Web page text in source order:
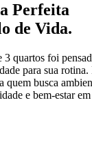
Perfeita
de Vida.
3 quartos foi
para sua
quem busca
e bem-estar em